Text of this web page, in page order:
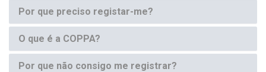
Por que preciso registar-me?
O que é a COPPA?
Por que não consigo me registrar?